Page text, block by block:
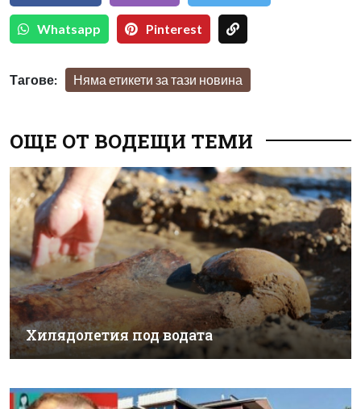
Whatsapp Pinterest
Тагове: Няма етикети за тази новина
ОЩЕ ОТ ВОДЕЩИ ТЕМИ
Хилядолетия под водата